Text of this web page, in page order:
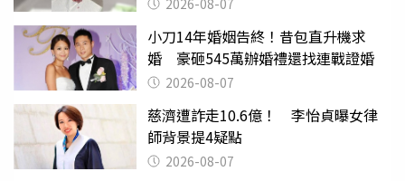
小刀14年婚姻告終！昔包直升機求
婚 豪砸545萬辦婚禮還找連戰證婚
2026-08-07
慈濟遭詐走10.6億！ 李怡貞曝女律
師背景提4疑點
2026-08-07